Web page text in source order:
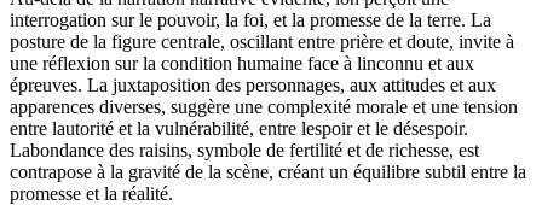
interrogation sur le pouvoir, la foi, et la promesse de la terre. La
posture de la figure centrale, oscillant entre prière et doute, invite à
une réflexion sur la condition humaine face à linconnu et aux
épreuves. La juxtaposition des personnages, aux attitudes et aux
apparences diverses, suggère une complexité morale et une tension
entre lautorité et la vulnérabilité, entre lespoir et le désespoir.
Labondance des raisins, symbole de fertilité et de richesse, est
contrapose à la gravité de la scène, créant un équilibre subtil entre la
promesse et la réalité.